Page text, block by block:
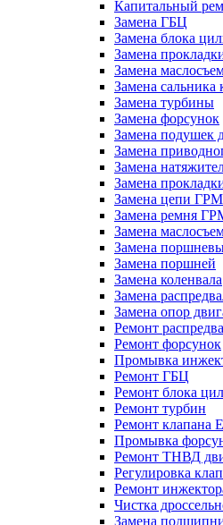
Капитальный
Замена ГБЦ
Замена блока
Замена
Замена
Замена сальника
Замена турбины
Замена форсунок
Замена подушек
Замена
Замена
Замена
Замена цепи ГРМ
Замена ремня
Замена
Замена
Замена поршней
Замена коленвала
Замена
Замена опор
Ремонт
Ремонт форсунок
Промывка
Ремонт ГБЦ
Ремонт блока
Ремонт турбин
Ремонт клапана
Промывка
Ремонт ТНВД
Регулировка
Ремонт
Чистка
Замена